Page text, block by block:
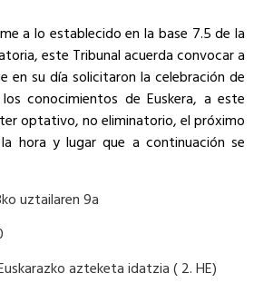
establecido en la base 7.5 de la
este Tribunal acuerda convocar a
en su día solicitaron la celebración de
conocimientos de Euskera, a este
optativo, no eliminatorio, el próximo
hora y lugar que a continuación se
uztailaren 9a
azteketa idatzia ( 2. HE)